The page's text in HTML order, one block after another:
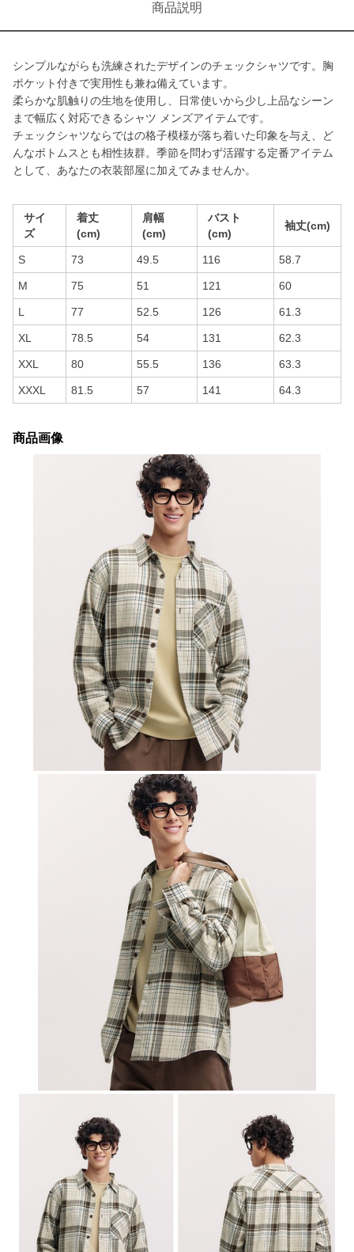
商品説明
シンプルながらも洗練されたデザインのチェックシャツです。胸
ポケット付きで実用性も兼ね備えています。
柔らかな肌触りの生地を使用し、日常使いから少し上品なシーン
まで幅広く対応できるシャツ メンズアイテムです。
チェックシャツならではの格子模様が落ち着いた印象を与え、ど
んなボトムスとも相性抜群。季節を問わず活躍する定番アイテム
として、あなたの衣装部屋に加えてみませんか。
サイ
ズ
着丈
(cm)
肩幅
(cm)
バスト
(cm)
袖丈(cm)
S 73 49.5 116 58.7
M 75 51 121 60
L 77 52.5 126 61.3
XL 78.5 54 131 62.3
XXL 80 55.5 136 63.3
XXXL 81.5 57 141 64.3
商品画像